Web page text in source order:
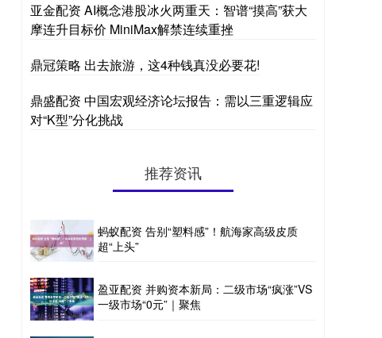
亚金配资 AI概念港股冰火两重天：智谱“摸高”获大
摩连升目标价 MiniMax解禁连续重挫
鼎冠策略 出去旅游，这4种钱真没必要花!
鼎盛配资 中国宏观经济论坛报告：需以三重逻辑应
对“K型”分化挑战
推荐资讯
蚂蚁配资 告别“塑料感”！航海家高级皮质
超“上头”
盈亚配资 并购资本新局：二级市场“疯涨”VS
一级市场“0元”｜聚焦